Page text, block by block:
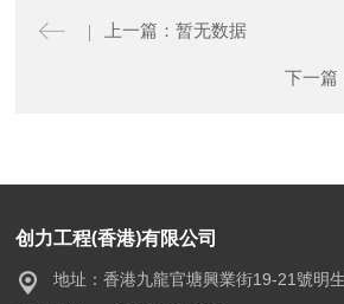
上一篇：暂无数据
下一篇
创力工程(香港)有限公司
地址：香港九龍官塘興業街19-21號明